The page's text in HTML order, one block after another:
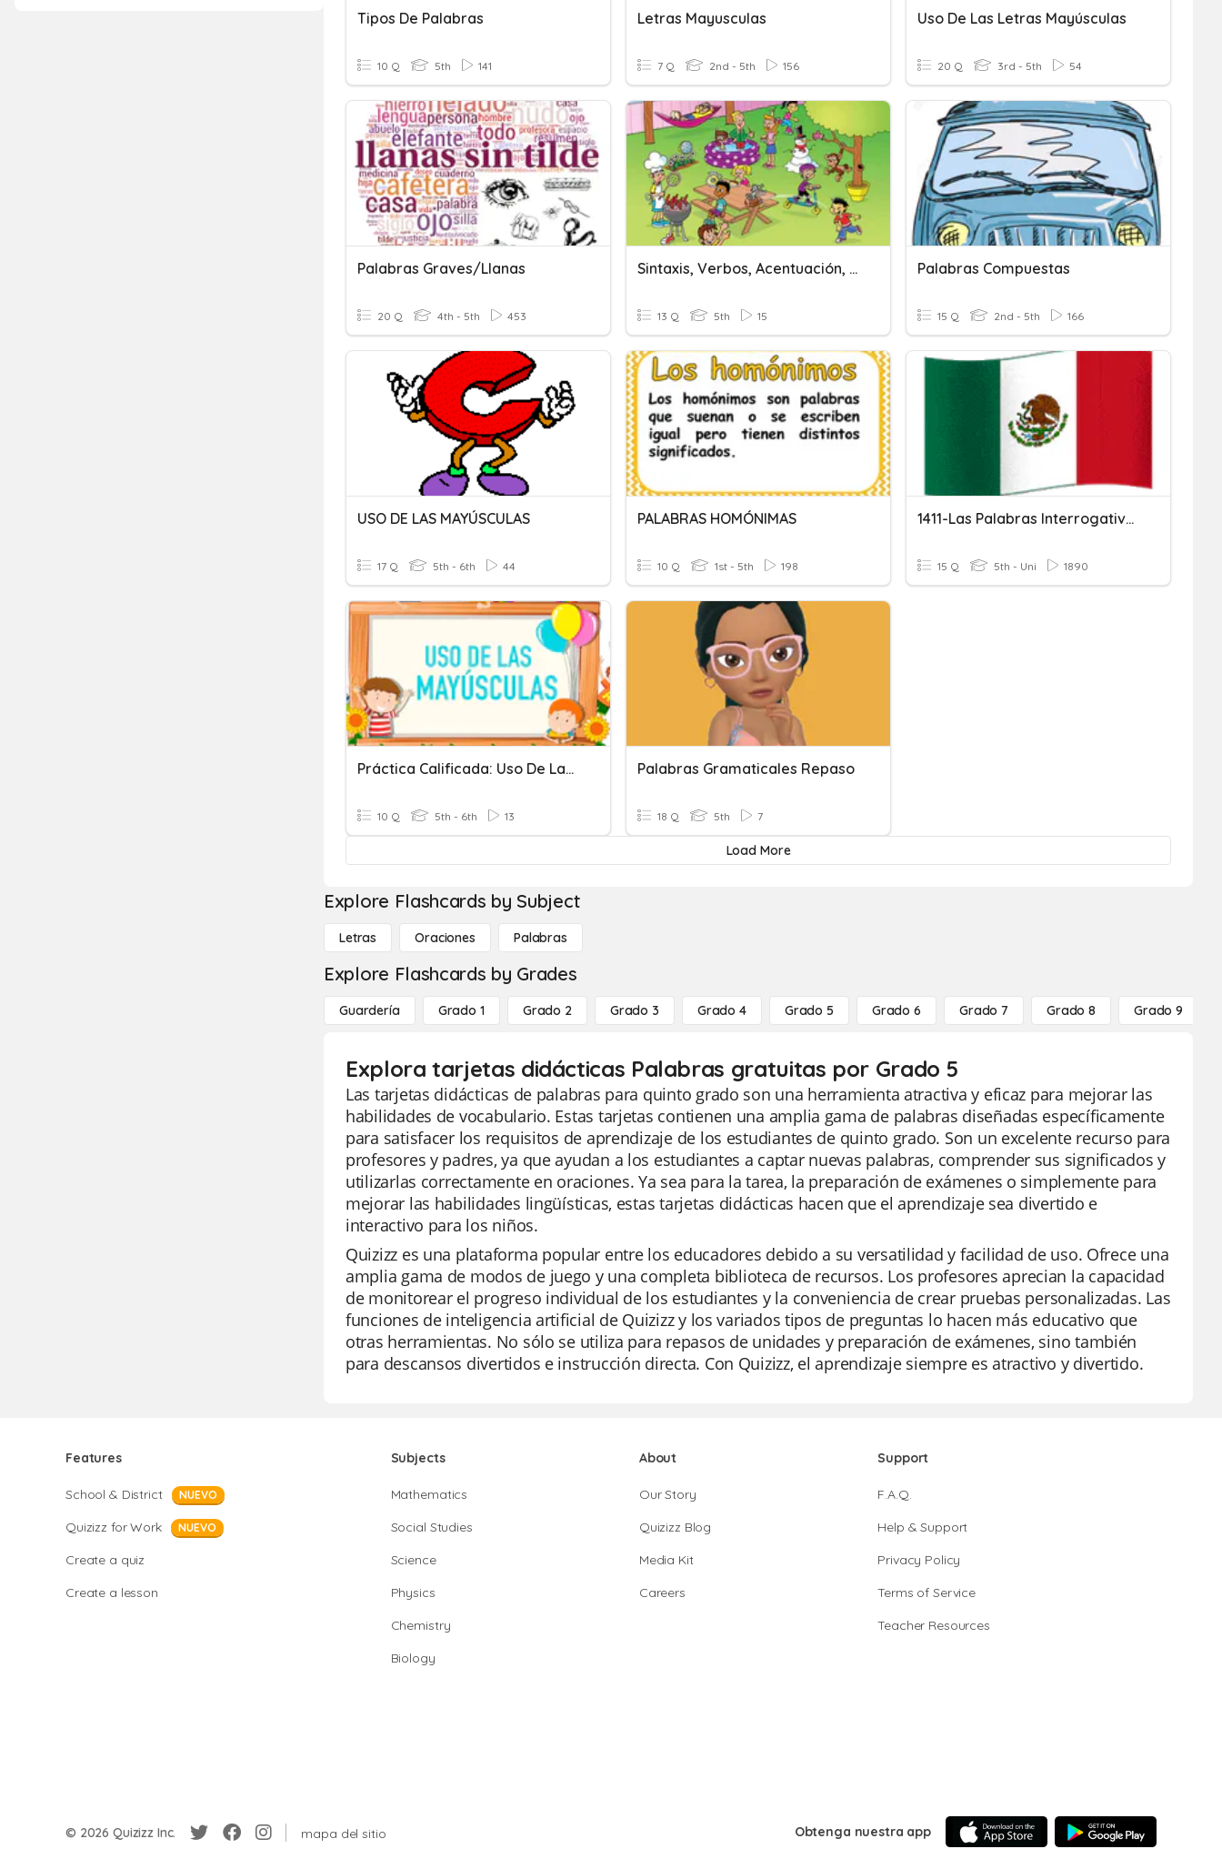
Tipos De Palabras
10 Q 5th 141
Letras Mayusculas
7 Q 2nd - 5th 156
Uso De Las Letras Mayúsculas
20 Q 3rd - 5th 54
Palabras Graves/Llanas
20 Q 4th - 5th 453
Sintaxis, Verbos, Acentuación, Mayúsculas
13 Q 5th 15
Palabras Compuestas
15 Q 2nd - 5th 166
USO DE LAS MAYÚSCULAS
17 Q 5th - 6th 44
PALABRAS HOMÓNIMAS
10 Q 1st - 5th 198
1411-Las Palabras Interrogativas
15 Q 5th - Uni 1890
Práctica Calificada: Uso De Las Mayúsculas
10 Q 5th - 6th 13
Palabras Gramaticales Repaso
18 Q 5th 7
Load More
Explore Flashcards by Subject
Letras Oraciones Palabras
Explore Flashcards by Grades
Guardería Grado 1 Grado 2 Grado 3 Grado 4 Grado 5 Grado 6 Grado 7 Grado 8 Grado 9
Explora tarjetas didácticas Palabras gratuitas por Grado 5
Las tarjetas didácticas de palabras para quinto grado son una herramienta atractiva y eficaz para mejorar las
habilidades de vocabulario. Estas tarjetas contienen una amplia gama de palabras diseñadas específicamente
para satisfacer los requisitos de aprendizaje de los estudiantes de quinto grado. Son un excelente recurso para
profesores y padres, ya que ayudan a los estudiantes a captar nuevas palabras, comprender sus significados y
utilizarlas correctamente en oraciones. Ya sea para la tarea, la preparación de exámenes o simplemente para
mejorar las habilidades lingüísticas, estas tarjetas didácticas hacen que el aprendizaje sea divertido e
interactivo para los niños.
Quizizz es una plataforma popular entre los educadores debido a su versatilidad y facilidad de uso. Ofrece una
amplia gama de modos de juego y una completa biblioteca de recursos. Los profesores aprecian la capacidad
de monitorear el progreso individual de los estudiantes y la conveniencia de crear pruebas personalizadas. Las
funciones de inteligencia artificial de Quizizz y los variados tipos de preguntas lo hacen más educativo que
otras herramientas. No sólo se utiliza para repasos de unidades y preparación de exámenes, sino también
para descansos divertidos e instrucción directa. Con Quizizz, el aprendizaje siempre es atractivo y divertido.
Features
School & District NUEVO
Quizizz for Work NUEVO
Create a quiz
Create a lesson
Subjects
Mathematics
Social Studies
Science
Physics
Chemistry
Biology
About
Our Story
Quizizz Blog
Media Kit
Careers
Support
F.A.Q.
Help & Support
Privacy Policy
Terms of Service
Teacher Resources
© 2026 Quizizz Inc. mapa del sitio Obtenga nuestra app